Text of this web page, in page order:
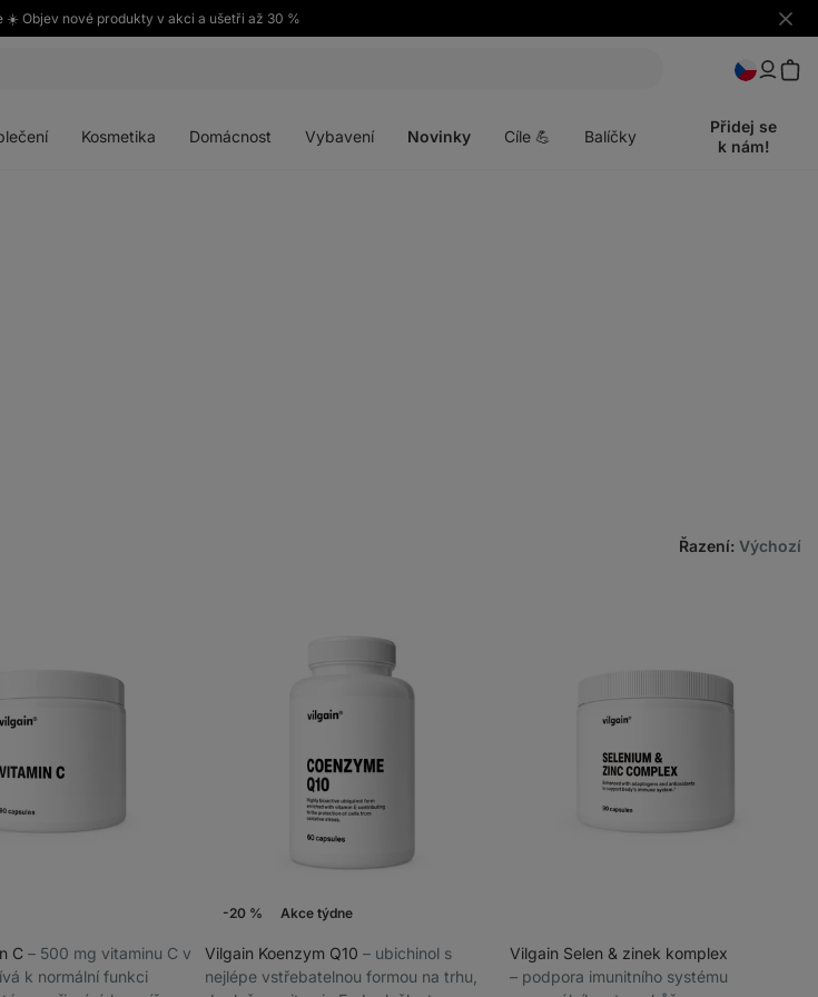
☀️ Objev nové produkty v akci a ušetři až 30 %
Skrýt
Kosmetika Domácnost Vybavení Novinky Cíle 💪 Balíčky
Přidej se
k nám!
Řazení: Výchozí
C ⁠–⁠ 500 mg vitaminu C v
k normální funkci
-20 % Akce týdne
Vilgain Koenzym Q10 ⁠–⁠ ubichinol s
nejlépe vstřebatelnou formou na trhu,
Vilgain Selen & zinek komplex
⁠–⁠ podpora imunitního systému